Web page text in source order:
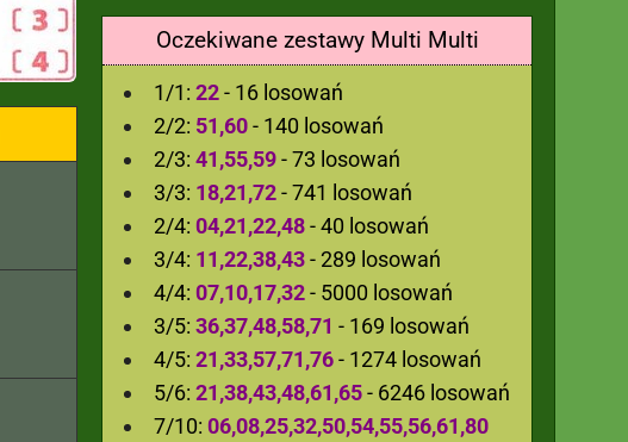
Oczekiwane zestawy Multi Multi
1/1: 22- 16 losowań
2/2: 51,60- 140 losowań
2/3: 41,55,59- 73 losowań
3/3: 18,21,72- 741 losowań
2/4: 04,21,22,48- 40 losowań
3/4: 11,22,38,43- 289 losowań
4/4: 07,10,17,32- 5000 losowań
3/5: 36,37,48,58,71 - 169 losowań
4/5: 21,33,57,71,76- 1274 losowań
5/6: 21,38,43,48,61,65- 6246 losowań
7/10: 06,08,25,32,50,54,55,56,61,80